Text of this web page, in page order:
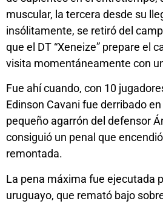
muscular, la tercera desde su
insólitamente, se retiró del
que el DT “Xeneize” prepare el
visita momentáneamente con
Fue ahí cuando, con 10
Edinson Cavani fue derribado
pequeño agarrón del defensor
consiguió un penal que
remontada.
La pena máxima fue ejecutada
uruguayo, que remató bajo